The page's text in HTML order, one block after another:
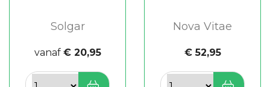
Solgar
vanaf € 20,95
Nova Vitae
€ 52,95